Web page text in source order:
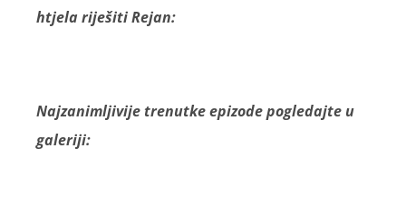
htjela riješiti Rejan:
Najzanimljivije trenutke epizode pogledajte u
galeriji: